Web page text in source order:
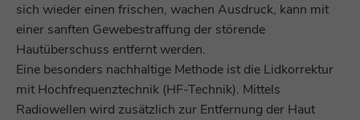
sich wieder einen frischen, wachen Ausdruck, kann mit
einer sanften Gewebestraffung der störende
Hautüberschuss entfernt werden.
Eine besonders nachhaltige Methode ist die Lidkorrektur
mit Hochfrequenztechnik (HF-Technik). Mittels
Radiowellen wird zusätzlich zur Entfernung der Haut